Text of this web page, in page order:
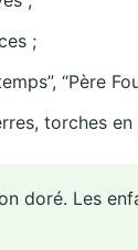
;
“Père
torches
doré. Les